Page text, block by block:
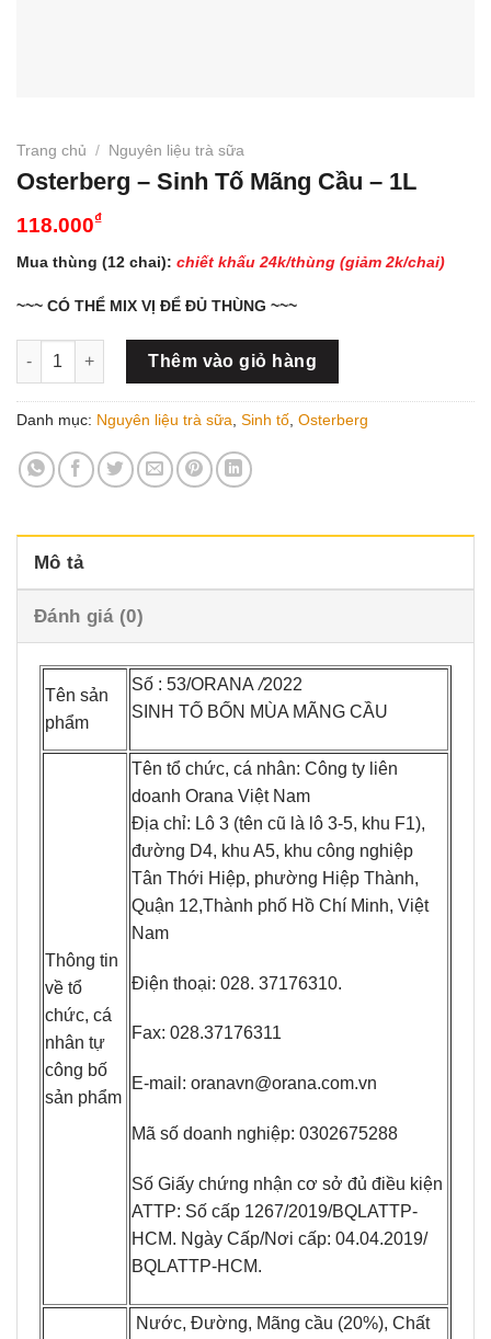
Trang chủ / Nguyên liệu trà sữa
Osterberg – Sinh Tố Mãng Cầu – 1L
118.000₫
Mua thùng (12 chai): chiết khấu 24k/thùng (giảm 2k/chai)
~~~ CÓ THỂ MIX VỊ ĐỂ ĐỦ THÙNG ~~~
Osterberg - Sinh Tố Mãng Cầu - 1L số lượng
Thêm vào giỏ hàng
Danh mục: Nguyên liệu trà sữa Sinh tố Osterberg
Mô tả
Đánh giá (0)
Tên sản
phẩm
Số : 53/ORANA/2022
SINH TỐ BỐN MÙA MÃNG CẦU
Thông tin
về tổ
chức, cá
nhân tự
công bố
sản phẩm
Tên tổ chức, cá nhân: Công ty liên
doanh Orana Việt Nam
Địa chỉ: Lô 3 (tên cũ là lô 3-5, khu F1),
đường D4, khu A5, khu công nghiệp
Tân Thới Hiệp, phường Hiệp Thành,
Quận 12,Thành phố Hồ Chí Minh, Việt
Nam
Điện thoại: 028. 37176310.
Fax: 028.37176311
E-mail: oranavn@orana.com.vn
Mã số doanh nghiệp: 0302675288
Số Giấy chứng nhận cơ sở đủ điều kiện
ATTP: Số cấp 1267/2019/BQLATTP-
HCM. Ngày Cấp/Nơi cấp: 04.04.2019/
BQLATTP-HCM.
Nước, Đường, Mãng cầu (20%), Chất